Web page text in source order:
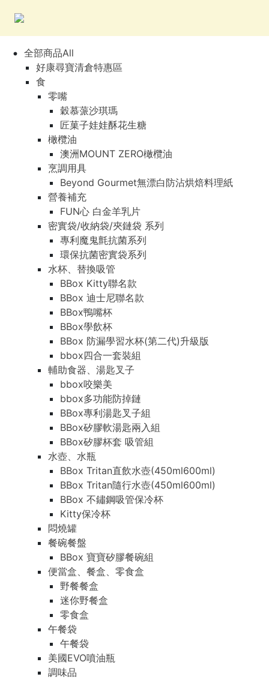
全部商品All
好康尋寶清倉特惠區
食
零嘴
穀慕蒎沙琪瑪
匠菓子娃娃酥花生糖
橄欖油
澳洲MOUNT ZERO橄欖油
烹調用具
Beyond Gourmet無漂白防沾烘焙料理紙
營養補充
FUN心 白金羊乳片
密實袋/收納袋/夾鏈袋 系列
專利魔鬼氈抗菌系列
環保抗菌密實袋系列
水杯、替換吸管
BBox Kitty聯名款
BBox 迪士尼聯名款
BBox鴨嘴杯
BBox學飲杯
BBox 防漏學習水杯(第二代)升級版
bbox四合一套裝組
輔助食器、湯匙叉子
bbox咬樂美
bbox多功能防掉鏈
BBox專利湯匙叉子組
BBox矽膠軟湯匙兩入組
BBox矽膠杯套 吸管組
水壺、水瓶
BBox Tritan直飲水壺(450ml600ml)
BBox Tritan隨行水壺(450ml600ml)
BBox 不鏽鋼吸管保冷杯
Kitty保冷杯
悶燒罐
餐碗餐盤
BBox 寶寶矽膠餐碗組
便當盒、餐盒、零食盒
野餐餐盒
迷你野餐盒
零食盒
午餐袋
午餐袋
美國EVO噴油瓶
調味品